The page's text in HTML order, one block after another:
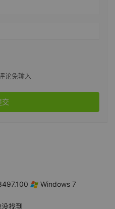
论免输入
交
Windows 7
找到